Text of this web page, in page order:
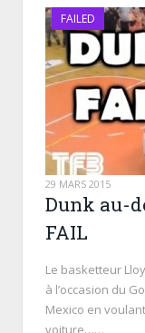
FAILED
29 MARS 2015
Dunk au-
FAIL
Le basketteur
à l’occasion du
Mexico en
voiture……